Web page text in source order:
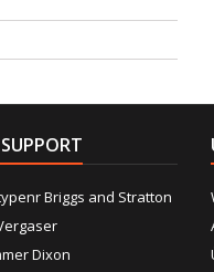
Briggs and Stratton
Dixon